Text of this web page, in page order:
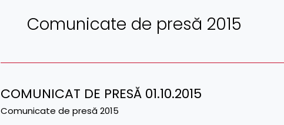
Comunicate de presă 2015
COMUNICAT DE PRESĂ 01.10.2015
Comunicate de presă 2015
COMUNICAT
DE